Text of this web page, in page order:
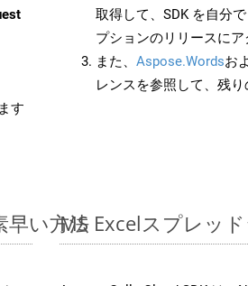
す
取得して、SDK を自分
プションのリリースに
また、 Aspose.Wordsお
レンスを参照して、残
早い方法MS Excelスプレッ